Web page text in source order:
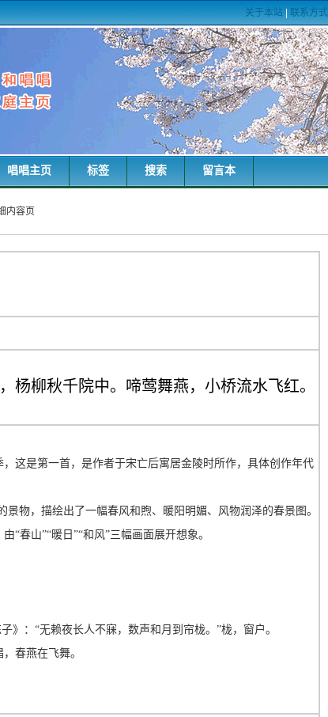
关于本站 联系方式
唱唱主页 标签 搜索 留言本
内容页
杨柳秋千院中。啼莺舞燕，小桥流水飞红。
这是第一首，是作者于宋亡后寓居金陵时所作，具体创作年代
物，描绘出了一幅春风和煦、暖阳明媚、风物润泽的春景图。
“春山”“暖日”“和风”三幅画面展开想象。
》：“无赖夜长人不寐，数声和月到帘栊。”栊，窗户。
春燕在飞舞。